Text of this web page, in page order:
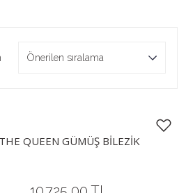
THE QUEEN GÜMÜŞ BİLEZİK